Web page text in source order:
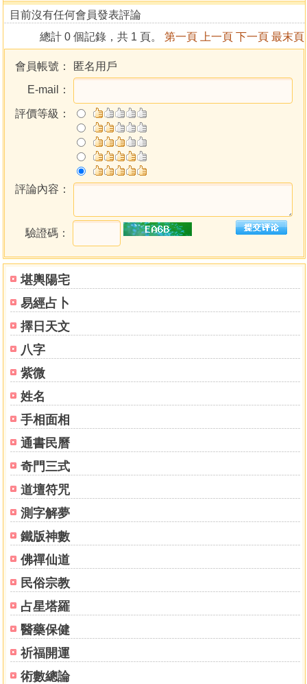
堪輿陽宅
易經占卜
擇日天文
八字
紫微
姓名
手相面相
通書民曆
奇門三式
道壇符咒
測字解夢
鐵版神數
佛禪仙道
民俗宗教
占星塔羅
醫藥保健
祈福開運
術數總論
表現形式著重在三方面，如推算恰當的時機、擇定合宜的基
址朝向、規劃有利空間的格局，力求和諧均衡發展 ，這種調
控機制，將成為現代風水整合升級之一門學問。
家父 胡敏如 (洑溪)先生 研習玄空風水四十餘年，秉持虛
懷若谷之精神，以服務人生為本，深得各界之好評。筆者自
幼耳濡目染，受其薰陶，深知玄空真理，惟觀察宅相，佈局
構圖費時，且卦理計算易生錯誤，造成判斷有誤。因此，參
採學理解析、務實實踐引證寫成本書，除供教學使用外，並
提供各同好參考與指教
目前沒有任何會員發表評論
總計 0 個記錄，共 1 頁。 第一頁 上一頁 下一頁 最末頁
會員帳號：
匿名用戶
E-mail：
評價等級：
評論內容：
驗證碼：